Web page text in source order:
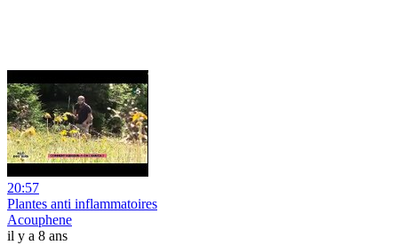
20:57
Plantes anti inflammatoires
Acouphene
il y a 8 ans